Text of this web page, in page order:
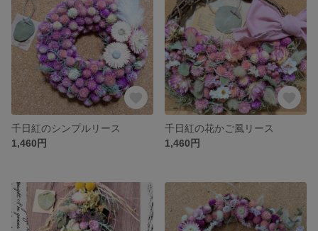
千日紅のシンプルリース
1,460円
千日紅の花かご風リース
1,460円